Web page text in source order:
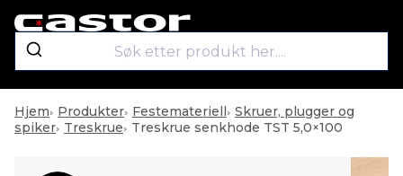
Hjem Produkter Festemateriell Skruer, plugger og
spiker Treskrue Treskrue senkhode TST 5,0×100